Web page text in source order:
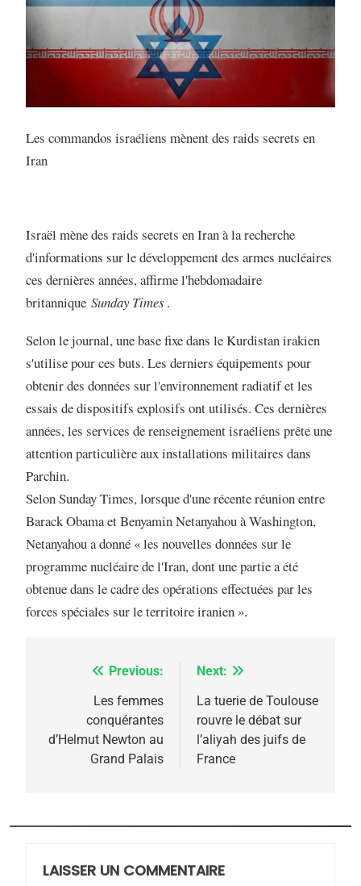
Les commandos israéliens mènent des raids secrets en
Iran
Israël mène des raids secrets en Iran à la recherche
d'informations sur le développement des armes nucléaires
ces dernières années, affirme l'hebdomadaire
britannique Sunday Times .
Selon le journal, une base fixe dans le Kurdistan irakien
s'utilise pour ces buts. Les derniers équipements pour
obtenir des données sur l'environnement radiatif et les
essais de dispositifs explosifs ont utilisés. Ces dernières
années, les services de renseignement israéliens prête une
attention particulière aux installations militaires dans
Parchin.
Selon Sunday Times, lorsque d'une récente réunion entre
Barack Obama et Benyamin Netanyahou à Washington,
Netanyahou a donné « les nouvelles données sur le
programme nucléaire de l'Iran, dont une partie a été
obtenue dans le cadre des opérations effectuées par les
forces spéciales sur le territoire iranien ».
Navigation
l’article
Previous:
Les femmes
conquérantes
d’Helmut Newton au
Grand Palais
Next:
La tuerie de Toulouse
rouvre le débat sur
l’aliyah des juifs de
France
LAISSER UN COMMENTAIRE
5
2025, l’année la plus
meurtrière selon le
rapport d’ADL contre
FRANCE ISRAÉL
FIÈRE, DIGNE ET RÉSILIENTE :
POURQUOI JE REVENDIQUE
MA JUDAÏTE par Thérèse
Zrihen-Dvir
ISRAÉL JUDAISME
JUDAISME
8